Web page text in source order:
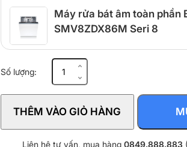
Máy rửa bát âm toàn phần
SMV8ZDX86M Seri 8
Số lượng:
Máy
rửa
HDW-
HI60C
533.23.120
THÊM VÀO GIỎ HÀNG
Liên hệ tư vấn, mua hàng 0849.888.883